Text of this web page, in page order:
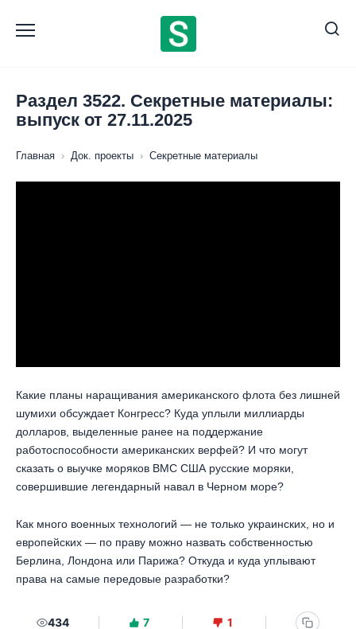
содержанию
Раздел 3522. Секретные материалы:
выпуск от 27.11.2025
Главная › Док. проекты › Секретные материалы
Какие планы наращивания американского флота без лишней
шумихи обсуждает Конгресс? Куда уплыли миллиарды
долларов, выделенные ранее на поддержание
работоспособности американских верфей? И что могут
сказать о выучке моряков ВМС США русские моряки,
совершившие легендарный навал в Черном море?
Как много военных технологий — не только украинских, но и
европейских — по праву можно назвать собственностью
Берлина, Лондона или Парижа? Откуда и куда уплывают
права на самые передовые разработки?
434 7 1